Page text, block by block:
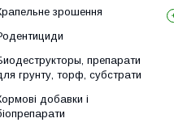
зрошення
препарати
грунту, торф, субстрати
добавки і